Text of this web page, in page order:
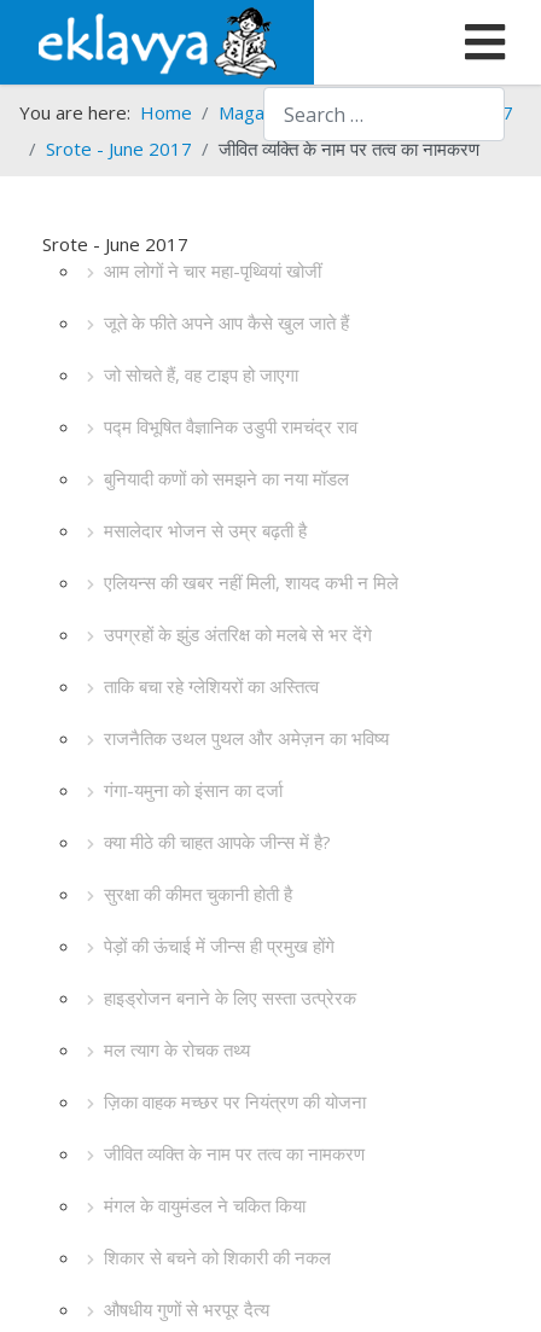
Search
You are here: Home Magazines Srote
Srote - 2017
Srote - June 2017
जीवित व्यक्ति के नाम पर तत्व का नामकरण
Srote - June 2017
आम लोगों ने चार महा-पृथ्वियां खोजीं
जूते के फीते अपने आप कैसे खुल जाते हैं
जो सोचते हैं, वह टाइप हो जाएगा
पद्म विभूषित वैज्ञानिक उडुपी रामचंद्र राव
बुनियादी कणों को समझने का नया मॉडल
मसालेदार भोजन से उम्र बढ़ती है
एलियन्स की खबर नहीं मिली, शायद कभी न मिले
उपग्रहों के झुंड अंतरिक्ष को मलबे से भर देंगे
ताकि बचा रहे ग्लेशियरों का अस्तित्व
राजनैतिक उथल पुथल और अमेज़न का भविष्य
गंगा-यमुना को इंसान का दर्जा
क्या मीठे की चाहत आपके जीन्स में है?
सुरक्षा की कीमत चुकानी होती है
पेड़ों की ऊंचाई में जीन्स ही प्रमुख होंगे
हाइड्रोजन बनाने के लिए सस्ता उत्प्रेरक
मल त्याग के रोचक तथ्य
ज़िका वाहक मच्छर पर नियंत्रण की योजना
जीवित व्यक्ति के नाम पर तत्व का नामकरण
मंगल के वायुमंडल ने चकित किया
शिकार से बचने को शिकारी की नकल
औषधीय गुणों से भरपूर दैत्य